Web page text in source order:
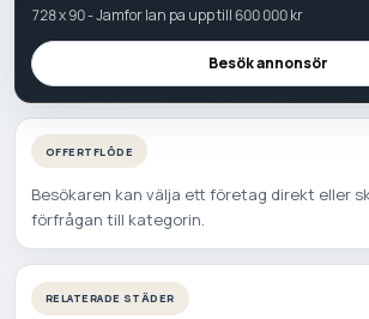
728 x 90 - Jamfor lan pa upp till 600 000 kr
Besök annonsör
OFFERTFLÖDE
Besökaren kan välja ett företag direkt eller
förfrågan till kategorin.
RELATERADE STÄDER